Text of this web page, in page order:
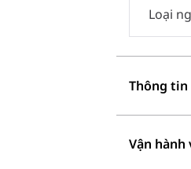
Loại
Thông tin
Vận hành